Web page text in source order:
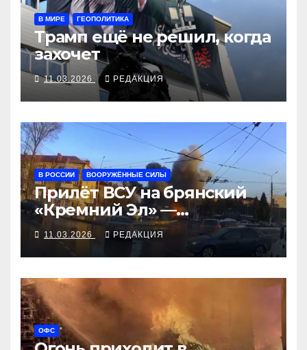
В МИРЕ ГЕОПОЛИТИКА
Трамп ещё не решил, когда
захочет
11.03.2026 РЕДАКЦИЯ
В РОССИИ ВООРУЖЁННЫЕ СИЛЫ
Прилёт ВСУ на брянский
«Кремний Эл» —
крупнейшая атака в России
11.03.2026 РЕДАКЦИЯ
ОФС